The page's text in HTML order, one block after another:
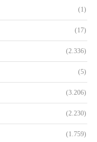
(1)
(17)
(2.336)
(5)
(3.206)
(2.230)
(1.759)